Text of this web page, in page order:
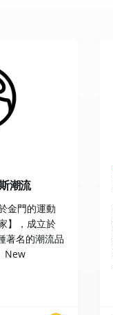
潮流
金門的運動
】，成立於
著名的潮流品
New